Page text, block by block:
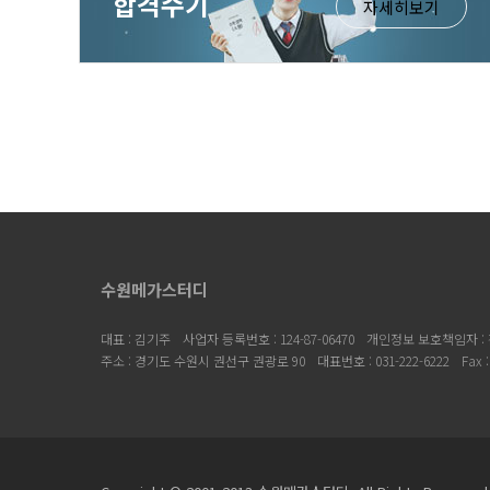
자세히보기
수원메가스터디
대표 : 김기주 사업자 등록번호 : 124-87-06470
개인정보 보호책임자 :
주소 : 경기도 수원시 권선구 권광로 90
대표번호 : 031-222-6222 Fax